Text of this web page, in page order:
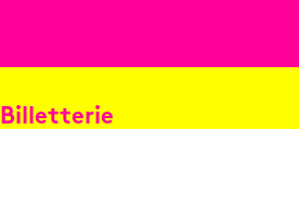
Billetterie